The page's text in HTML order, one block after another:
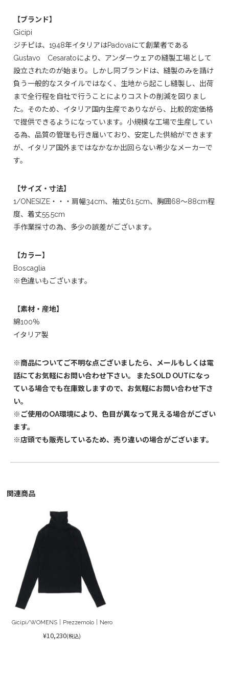
【ブランド】
Gicipi
ジチピは、1948年イタリアはPadovaにて創業者である
Gustavo Cesaratoにより、アンダーウェアの縫製工場として
設立されたのが始まり。しかし同ブランドは、縫製のみを請け
負う一般的なスタイルではなく、生地から起こし縫製し、出荷
まで全行程を自社で行うことによりコストの削減を図りまし
た。そのため、イタリア国内生産でありながら、比較的定価格
で提供できるようになっています。小規模な工場で生産してい
る為、品質の管理も行き届いており、安定した供給ができます
が、イタリア国外まではなかなか出回らない希少なメーカーで
す。
【サイズ・寸法】
1/ONESIZE・・・肩幅34cm、袖丈61.5cm、胸囲68～88cm程
度、着丈55.5cm
手作業採寸の為、多少の誤差がございます。
【カラー】
Boscaglia
※色違いもございます。
【素材・産地】
綿100％
イタリア製
※商品についてご不明な点ございましたら、メールもしくは電
話にてお気軽にお問い合わせ下さい。 またSOLD OUTになっ
ている場合でも在庫致しますので、お気軽にお問い合わせ下さ
い。
※ご使用のOA環境により、色目が異なって見える場合がござい
ます。
※店頭でも販売しているため、売り違いの場合がございます。
関連商品
Gicipi/WOMENS｜Prezzemolo｜Nero
¥10,230(税込)